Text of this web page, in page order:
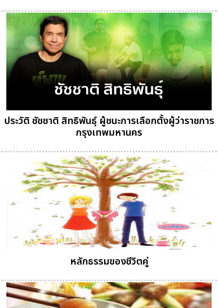
ประวัติ ชัชชาติ สิทธิพันธ์ุ ผู้ชนะการเลือกตั้งผู้ว่าราชการ
กรุงเทพมหานคร
หลักธรรมของชีวิตคู่